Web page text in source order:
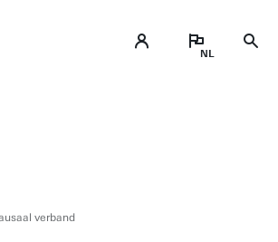
verband